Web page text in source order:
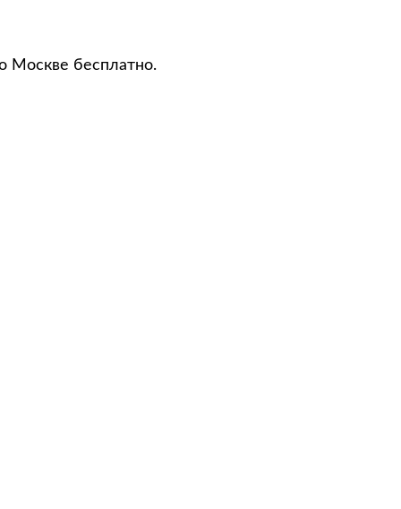
Москве бесплатно.